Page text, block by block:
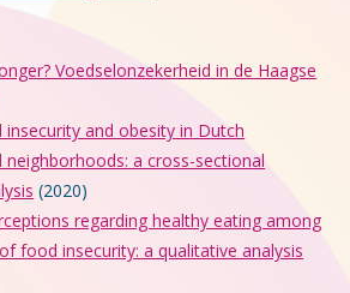
Voedselonzekerheid in de Haagse
insecurity and obesity in Dutch
neighborhoods: a cross-sectional
(2020)
regarding healthy eating among
food insecurity: a qualitative analysis